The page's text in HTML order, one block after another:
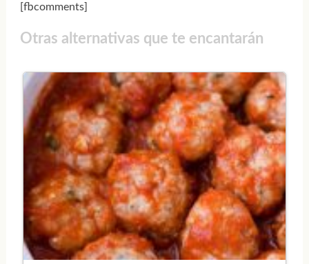
[fbcomments]
Otras alternativas que te encantarán